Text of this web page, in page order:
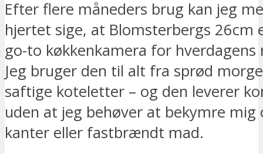
Efter flere måneders brug kan jeg
hjertet sige, at Blomsterbergs 26cm
go-to køkkenkamera for hverdagens
Jeg bruger den til alt fra sprød
saftige koteletter – og den leverer
uden at jeg behøver at bekymre
kanter eller fastbrændt mad.